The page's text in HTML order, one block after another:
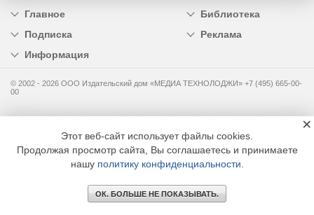
Главное
Библиотека
Подписка
Реклама
Информация
© 2002 - 2026 OOO Издательский дом «МЕДИА ТЕХНОЛОДЖИ» +7 (495) 665-00-
00
Этот веб-сайт использует файлы cookies.
Продолжая просмотр сайта, Вы соглашаетесь и принимаете
нашу политику конфиденциальности
ОК. БОЛЬШЕ НЕ ПОКАЗЫВАТЬ.
×